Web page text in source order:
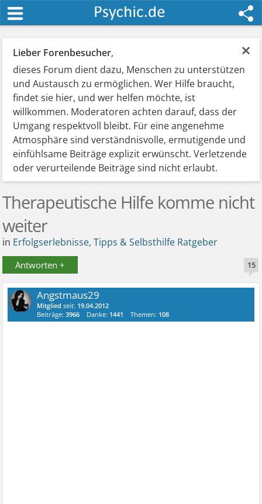
×
Lieber Forenbesucher,
dieses Forum dient dazu, Menschen zu unterstützen
und Austausch zu ermöglichen. Wer Hilfe braucht,
findet sie hier, und wer helfen möchte, ist
willkommen. Moderatoren achten darauf, dass der
Umgang respektvoll bleibt. Für eine angenehme
Atmosphäre sind verständnisvolle, ermutigende und
einfühlsame Beiträge explizit erwünscht. Verletzende
oder verurteilende Beiträge sind nicht erlaubt.
Therapeutische Hilfe komme nicht
weiter
in Erfolgserlebnisse, Tipps & Selbsthilfe Ratgeber
Antworten + 15
Angstmaus29
Mitglied seit: 19.04.2012
Beiträge:3966 Danke: 1441 Themen: 108